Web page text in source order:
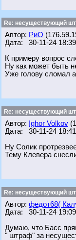
Re: несуществующий
Автор: РиО
Дата: 30-11-24 18:39
К примеру вопрос
Ну как может быть
Уже голову сломал
Re: несуществующий
Автор: Ighor Volkov
Дата: 30-11-24 18:41
Ну Солик
Тему Клевера
Re: несуществующий
Автор: федот68(
Дата: 30-11-24 19:09
Думаю, что Басс
" штраф" за